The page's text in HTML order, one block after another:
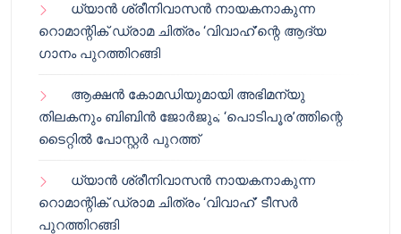
ധ്യാൻ ശ്രീനിവാസൻ നായകനാകുന്ന
റൊമാന്റിക് ഡ്രാമ ചിത്രം ‘വിവാഹ്’ന്റെ ആദ്യ
ഗാനം പുറത്തിറങ്ങി
ആക്ഷൻ കോമഡിയുമായി അഭിമന്യു
തിലകനും ബിബിൻ ജോർജും; ‘പൊടിപൂര’ത്തിന്റെ
ടൈറ്റിൽ പോസ്റ്റർ പുറത്ത്
ധ്യാൻ ശ്രീനിവാസൻ നായകനാകുന്ന
റൊമാന്റിക് ഡ്രാമ ചിത്രം ‘വിവാഹ്’ ടീസർ
പുറത്തിറങ്ങി